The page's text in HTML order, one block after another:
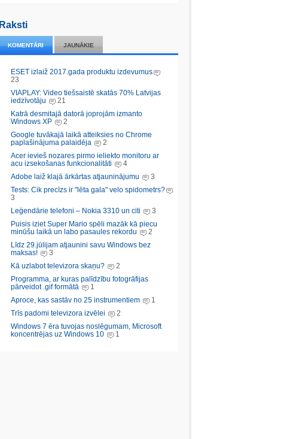
Raksti
KOMENTĀRI JAUNĀKIE
ESET izlaiž 2017.gada produktu izdevumus
23
VIAPLAY: Video tiešsaistē skatās 70% Latvijas
iedzīvotāju
21
Katrā desmitajā datorā joprojām izmanto
Windows XP
2
Google tuvākajā laikā atteiksies no Chrome
paplašinājuma palaidēja
2
Acer ievieš nozares pirmo ieliekto monitoru ar
acu izsekošanas funkcionalitāti
4
Adobe laiž klajā ārkārtas atjauninājumu
3
Tests: Cik precīzs ir "lēta gala" velo spidometrs?
3
Leģendārie telefoni – Nokia 3310 un citi
3
Puisis iziet Super Mario spēli mazāk kā piecu
minūšu laikā un labo pasaules rekordu
2
Līdz 29.jūlijam atjaunini savu Windows bez
maksas!
3
Kā uzlabot televizora skaņu?
2
Programma, ar kuras palīdzību fotogrāfijas
pārveidot .gif formātā
1
Aproce, kas sastāv no 25 instrumentiem
1
Trīs padomi televizora izvēlei
2
Windows 7 ēra tuvojas noslēgumam, Microsoft
koncentrējas uz Windows 10
1